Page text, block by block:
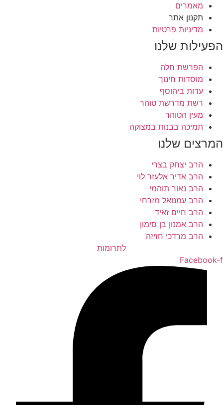
מאמרים
תקנון אתר
מדיניות פרטיות
הפעילות שלנו
הפרשת חלה
מוסדות חינוך
עדות ביהוסף
רשת מדרשת טוהר
מעין הטוהר
תמיכה בבנות במצוקה
המרצים שלנו
הרב יצחק בצרי
הרב אדיר אלעזר לוי
הרב נאור תוהמי
הרב עמנואל מזרחי
הרב חיים זאיד
הרב אמנון בן סימון
הרב מרדכי חזיזה
לתרומות
Facebook-f